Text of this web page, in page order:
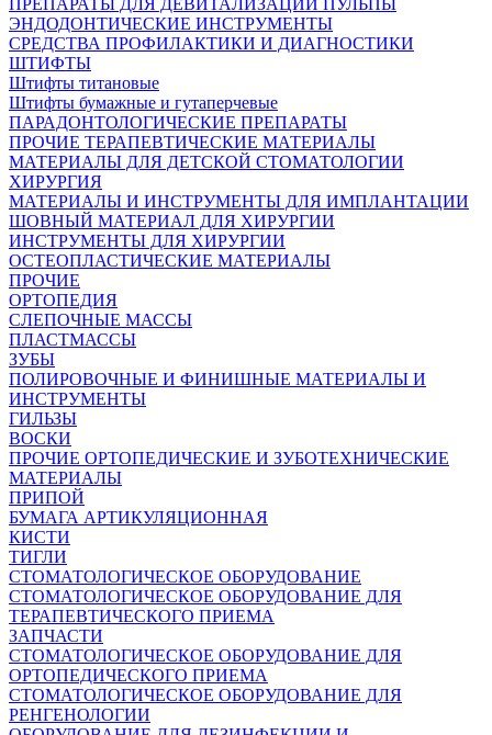
ПРЕПАРАТЫ ДЛЯ ДЕВИТАЛИЗАЦИИ ПУЛЬПЫ
ЭНДОДОНТИЧЕСКИЕ ИНСТРУМЕНТЫ
СРЕДСТВА ПРОФИЛАКТИКИ И ДИАГНОСТИКИ
ШТИФТЫ
Штифты титановые
Штифты бумажные и гутаперчевые
ПАРАДОНТОЛОГИЧЕСКИЕ ПРЕПАРАТЫ
ПРОЧИЕ ТЕРАПЕВТИЧЕСКИЕ МАТЕРИАЛЫ
МАТЕРИАЛЫ ДЛЯ ДЕТСКОЙ СТОМАТОЛОГИИ
ХИРУРГИЯ
МАТЕРИАЛЫ И ИНСТРУМЕНТЫ ДЛЯ ИМПЛАНТАЦИИ
ШОВНЫЙ МАТЕРИАЛ ДЛЯ ХИРУРГИИ
ИНСТРУМЕНТЫ ДЛЯ ХИРУРГИИ
ОСТЕОПЛАСТИЧЕСКИЕ МАТЕРИАЛЫ
ПРОЧИЕ
ОРТОПЕДИЯ
СЛЕПОЧНЫЕ МАССЫ
ПЛАСТМАССЫ
ЗУБЫ
ПОЛИРОВОЧНЫЕ И ФИНИШНЫЕ МАТЕРИАЛЫ И
ИНСТРУМЕНТЫ
ГИЛЬЗЫ
ВОСКИ
ПРОЧИЕ ОРТОПЕДИЧЕСКИЕ И ЗУБОТЕХНИЧЕСКИЕ
МАТЕРИАЛЫ
ПРИПОЙ
БУМАГА АРТИКУЛЯЦИОННАЯ
КИСТИ
ТИГЛИ
СТОМАТОЛОГИЧЕСКОЕ ОБОРУДОВАНИЕ
СТОМАТОЛОГИЧЕСКОЕ ОБОРУДОВАНИЕ ДЛЯ
ТЕРАПЕВТИЧЕСКОГО ПРИЕМА
ЗАПЧАСТИ
СТОМАТОЛОГИЧЕСКОЕ ОБОРУДОВАНИЕ ДЛЯ
ОРТОПЕДИЧЕСКОГО ПРИЕМА
СТОМАТОЛОГИЧЕСКОЕ ОБОРУДОВАНИЕ ДЛЯ
РЕНГЕНОЛОГИИ